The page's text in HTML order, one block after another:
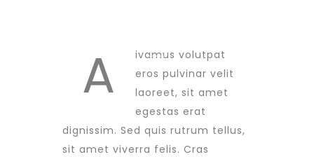
A
ivamus volutpat
eros pulvinar velit
laoreet, sit amet
egestas erat
dignissim. Sed quis rutrum tellus,
sit amet viverra felis. Cras